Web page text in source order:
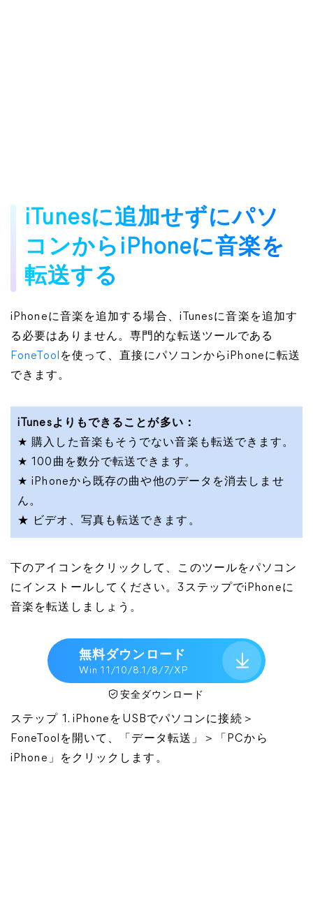
iTunesに追加せずにパソ
コンからiPhoneに音楽を
転送する
iPhoneに音楽を追加する場合、iTunesに音楽を追加す
る必要はありません。専門的な転送ツールである
FoneTool を使って、直接にパソコンからiPhoneに転送
できます。
iTunesよりもできることが多い：
★ 購入した音楽もそうでない音楽も転送できます。
★ 100曲を数分で転送できます。
★ iPhoneから既存の曲や他のデータを消去しませ
ん。
★ ビデオ、写真も転送できます。
下のアイコンをクリックして、このツールをパソコン
にインストールしてください。3ステップでiPhoneに
音楽を転送しましょう。
無料ダウンロード
Win 11/10/8.1/8/7/XP
安全ダウンロード
ステップ 1. iPhoneをUSBでパソコンに接続＞
FoneToolを開いて、「データ転送」＞「PCから
iPhone」をクリックします。